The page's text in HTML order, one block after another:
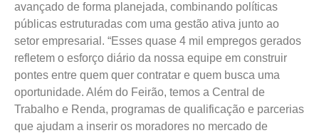
avançado de forma planejada, combinando políticas
públicas estruturadas com uma gestão ativa junto ao
setor empresarial. “Esses quase 4 mil empregos gerados
refletem o esforço diário da nossa equipe em construir
pontes entre quem quer contratar e quem busca uma
oportunidade. Além do Feirão, temos a Central de
Trabalho e Renda, programas de qualificação e parcerias
que ajudam a inserir os moradores no mercado de